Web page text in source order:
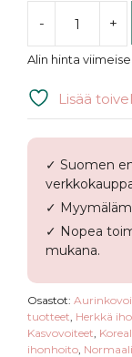
-
of
+
Alin hinta
Lisää
✓ Suomen
✓
✓ Nopea
mukana.
Osastot:
tuotteet Herkkä iho
Kasvovoiteet
ihonhoito